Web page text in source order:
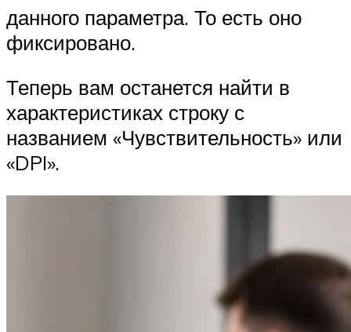
данного параметра. То есть оно
фиксировано.
Теперь вам останется найти в
характеристиках строку с
названием «Чувствительность» или
«DPI».